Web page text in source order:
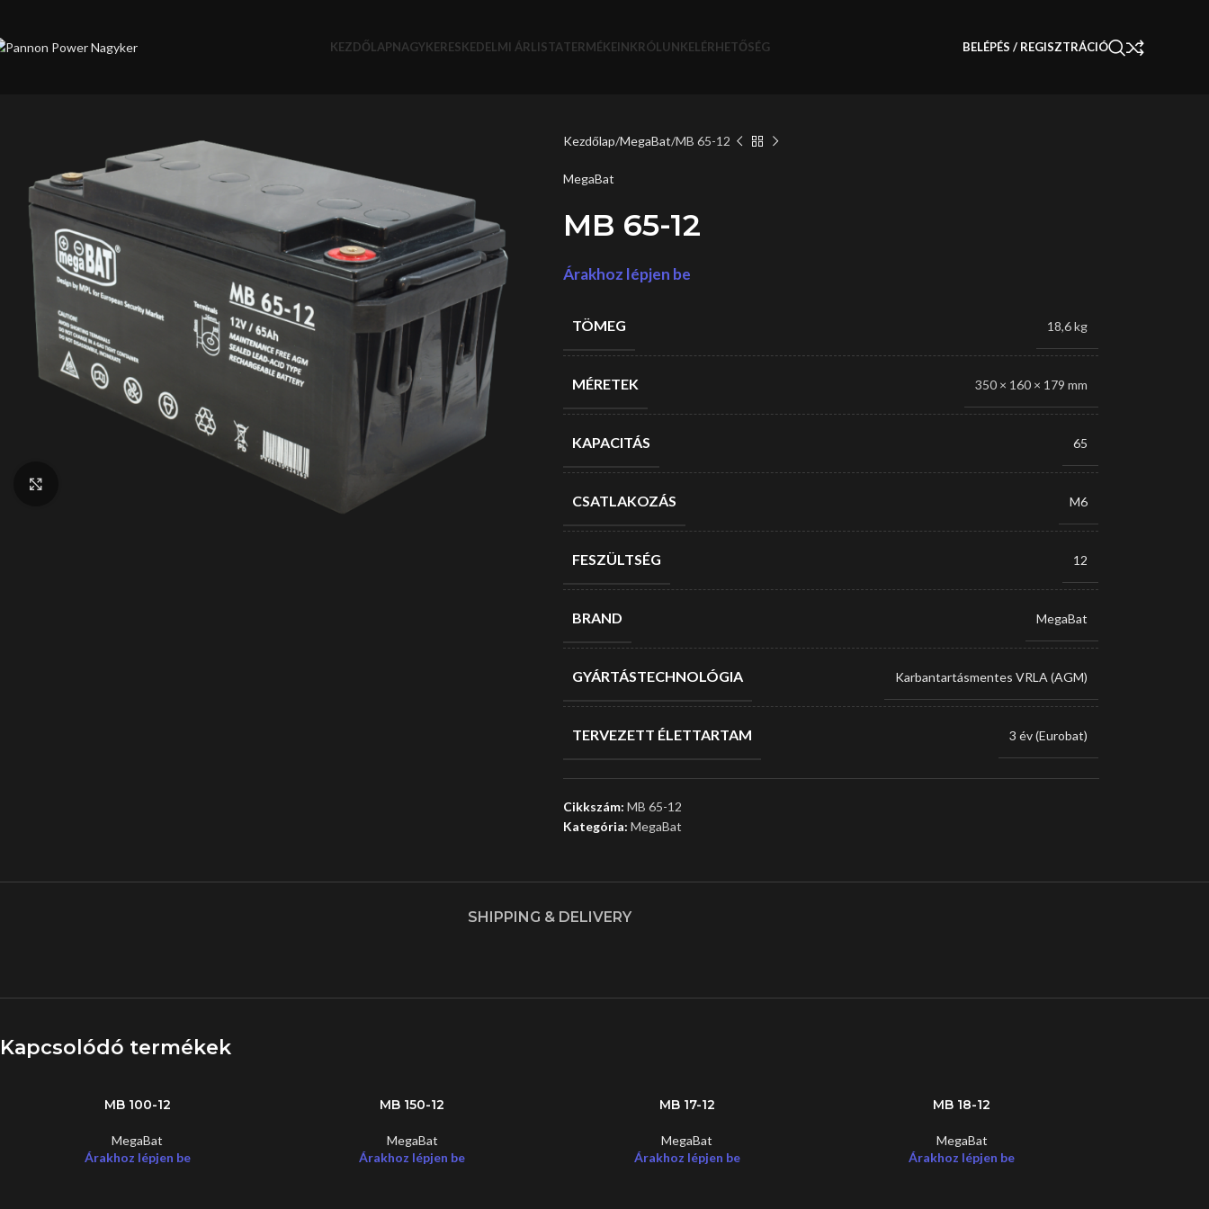
KEZDŐLAPNAGYKERESKEDELMI ÁRLISTATERMÉKEINKRÓLUNKELÉRHETŐSÉG BELÉPÉS / REGISZTRÁCIÓ
Kezdőlap MegaBat MB 65-12
MegaBat
MB 65-12
Árakhoz lépjen be
TÖMEG 18,6 kg
MÉRETEK 350 × 160 × 179 mm
KAPACITÁS 65
CSATLAKOZÁS M6
FESZÜLTSÉG 12
BRAND MegaBat
GYÁRTÁSTECHNOLÓGIA Karbantartásmentes VRLA (AGM)
TERVEZETT ÉLETTARTAM 3 év (Eurobat)
Cikkszám: MB 65-12
Kategória: MegaBat
SHIPPING & DELIVERY
Kapcsolódó termékek
MB 100-12
MegaBat
Árakhoz lépjen be
MB 150-12
MegaBat
Árakhoz lépjen be
MB 17-12
MegaBat
Árakhoz lépjen be
MB 18-12
MegaBat
Árakhoz lépjen be